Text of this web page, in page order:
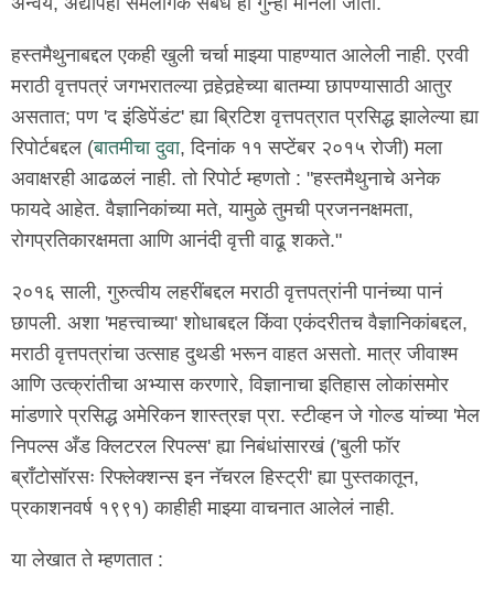
हस्तमैथुनाबद्दल एकही खुली चर्चा माझ्या पाहण्यात आलेली नाही. एरवी
मराठी वृत्तपत्रं जगभरातल्या तर्‍हेतर्‍हेच्या बातम्या छापण्यासाठी आतुर
असतात; पण 'द इंडिपेंडंट' ह्या ब्रिटिश वृत्तपत्रात प्रसिद्ध झालेल्या ह्या
रिपोर्टबद्दल (बातमीचा दुवा, दिनांक ११ सप्टेंबर २०१५ रोजी) मला
अवाक्षरही आढळलं नाही. तो रिपोर्ट म्हणतो : "हस्तमैथुनाचे अनेक
फायदे आहेत. वैज्ञानिकांच्या मते, यामुळे तुमची प्रजननक्षमता,
रोगप्रतिकारक्षमता आणि आनंदी वृत्ती वाढू शकते."
२०१६ साली, गुरुत्वीय लहरींबद्दल मराठी वृत्तपत्रांनी पानंच्या पानं
छापली. अशा 'महत्त्वाच्या' शोधाबद्दल किंवा एकंदरीतच वैज्ञानिकांबद्दल,
मराठी वृत्तपत्रांचा उत्साह दुथडी भरून वाहत असतो. मात्र जीवाश्म
आणि उत्क्रांतीचा अभ्यास करणारे, विज्ञानाचा इतिहास लोकांसमोर
मांडणारे प्रसिद्ध अमेरिकन शास्त्रज्ञ प्रा. स्टीव्हन जे गोल्ड यांच्या 'मेल
निपल्स अँड क्लिटरल रिपल्स' ह्या निबंधांसारखं ('बुली फॉर
ब्राँटोसॉरसः रिफ्लेक्शन्स इन नॅचरल हिस्ट्री' ह्या पुस्तकातून,
प्रकाशनवर्ष १९९१) काहीही माझ्या वाचनात आलेलं नाही.
या लेखात ते म्हणतात :